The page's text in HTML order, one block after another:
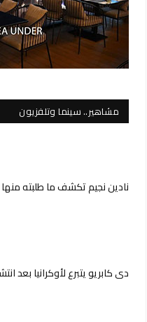
مشاهير.. سينما وتلفزيون
نادين نجيم تكشف ما طلبته
دي كابريو يتبرع لأوكرانيا بعد